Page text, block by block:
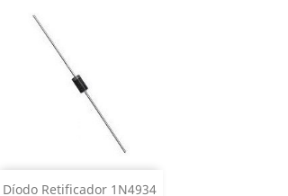
Díodo Retificador 1N4934
Adicionar 